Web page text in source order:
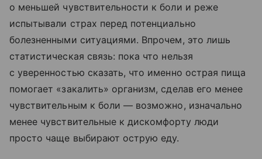
о меньшей чувствительности к боли и реже
испытывали страх перед потенциально
болезненными ситуациями. Впрочем, это лишь
статистическая связь: пока что нельзя
с уверенностью сказать, что именно острая пища
помогает «закалить» организм, сделав его менее
чувствительным к боли — возможно, изначально
менее чувствительные к дискомфорту люди
просто чаще выбирают острую еду.